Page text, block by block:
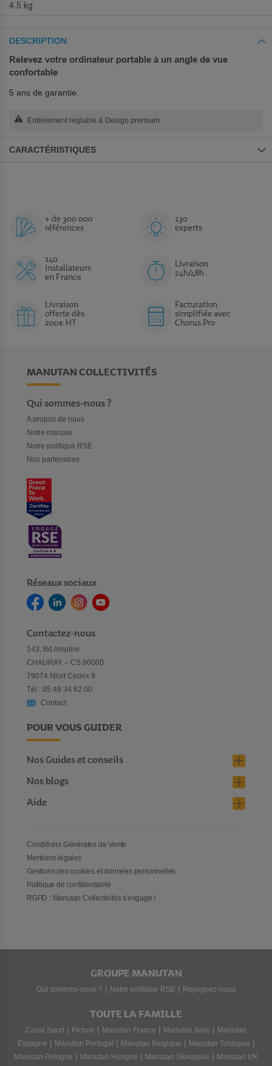
4.5 kg
DESCRIPTION
Relevez votre ordinateur portable à un angle de vue
confortable
5 ans de garantie.
Entièrement réglable & Design premium.
CARACTÉRISTIQUES
+ de 300 000
références
130
experts
140
installateurs
en France
Livraison
24h/48h
Livraison
offerte dès
200€ HT
Facturation
simplifiée avec
Chorus Pro
MANUTAN COLLECTIVITÉS
Qui sommes-nous ?
A propos de nous
Notre marque
Notre politique RSE
Nos partenaires
Réseaux sociaux
Contactez-nous
143, Bd Ampère
CHAURAY – CS 90000
79074 Niort Cedex 9
Tél : 05 49 34 62 00
Contact
POUR VOUS GUIDER
Nos Guides et conseils
Nos blogs
Aide
Conditions Générales de Vente
Mentions légales
Gestions des cookies et données personnelles
Politique de confidentialité
RGPD : Manutan Collectivités s'engage !
GROUPE MANUTAN
Qui sommes-nous ? | Notre politique RSE | Rejoignez-nous
TOUTE LA FAMILLE
Casal Sport | Pichon | Manutan France | Manutan Italie | Manutan
Espagne | Manutan Portugal | Manutan Belgique | Manutan Tchéquie |
Manutan Pologne | Manutan Hongrie | Manutan Slovaquie | Manutan UK